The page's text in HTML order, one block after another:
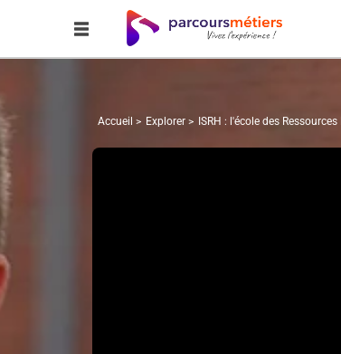
Accueil Explorer ISRH : l'école des